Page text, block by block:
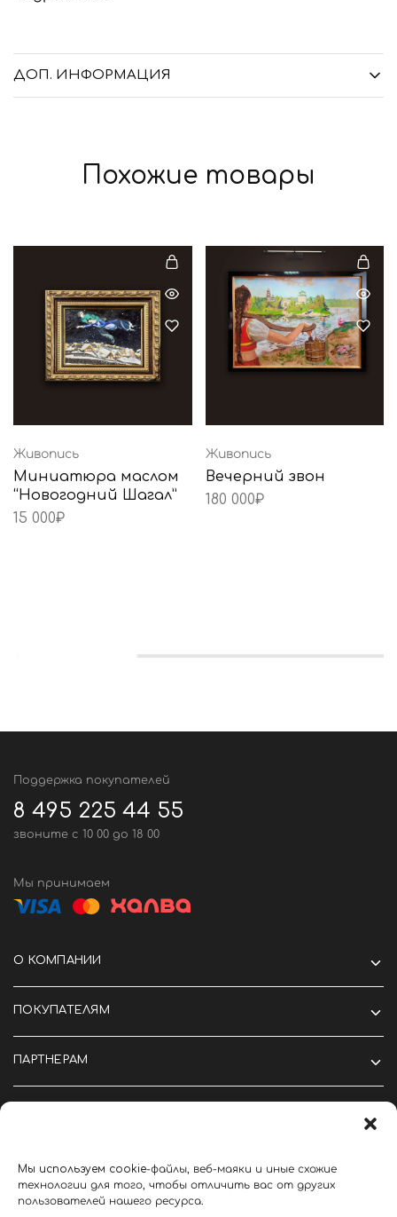
Мы используем cookie-файлы, веб-маяки и иные схожие
технологии для того, чтобы отличить вас от других
пользователей нашего ресурса.
ДОП. ИНФОРМАЦИЯ
Похожие товары
Живопись
Миниатюра маслом
“Новогодний Шагал”
15 000₽
Живопись
Вечерний звон
180 000₽
Поддержка покупателей
8 495 225 44 55
звоните c 10 00 до 18 00
Мы принимаем
О КОМПАНИИ
ПОКУПАТЕЛЯМ
ПАРТНЕРАМ
©2024 Крутые вещи тут
Политика конфиденциальности